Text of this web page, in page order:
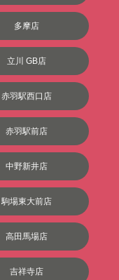
多摩店
立川 GB店
赤羽駅西口店
赤羽駅前店
中野新井店
駒場東大前店
高田馬場店
吉祥寺店